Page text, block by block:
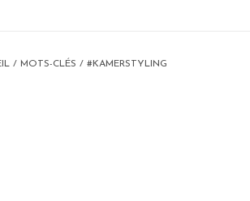
/ MOTS-CLÉS / #KAMERSTYLING